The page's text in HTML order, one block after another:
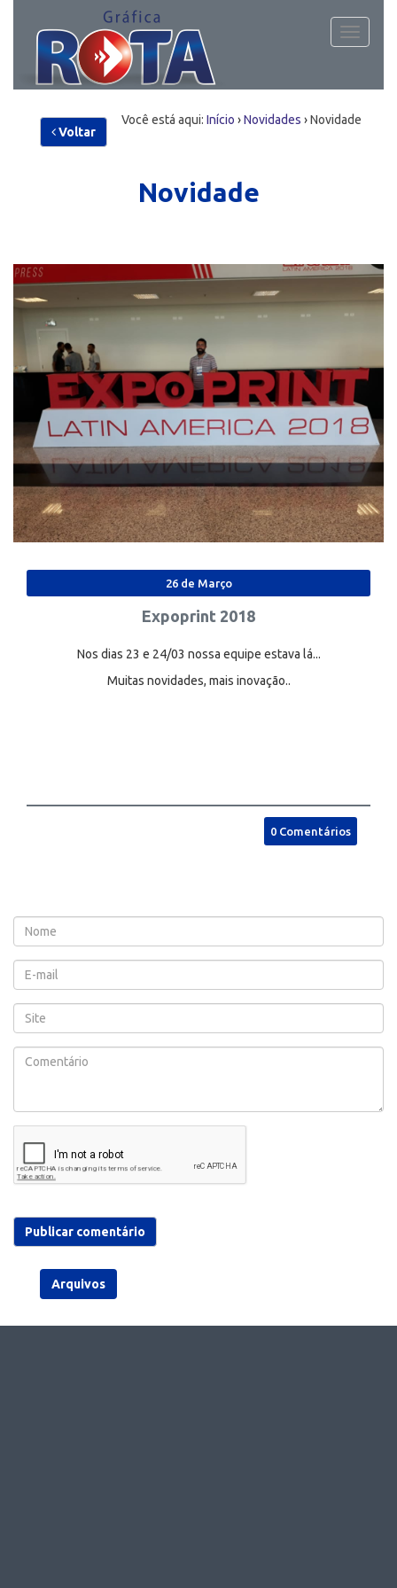
Toggle
Você está aqui: Início ›Novidades ›Novidade
Voltar
Novidade
26 de Março
Expoprint 2018
Nos dias 23 e 24/03 nossa equipe estava lá...
Muitas novidades, mais inovação..
0 Comentários
Arquivos